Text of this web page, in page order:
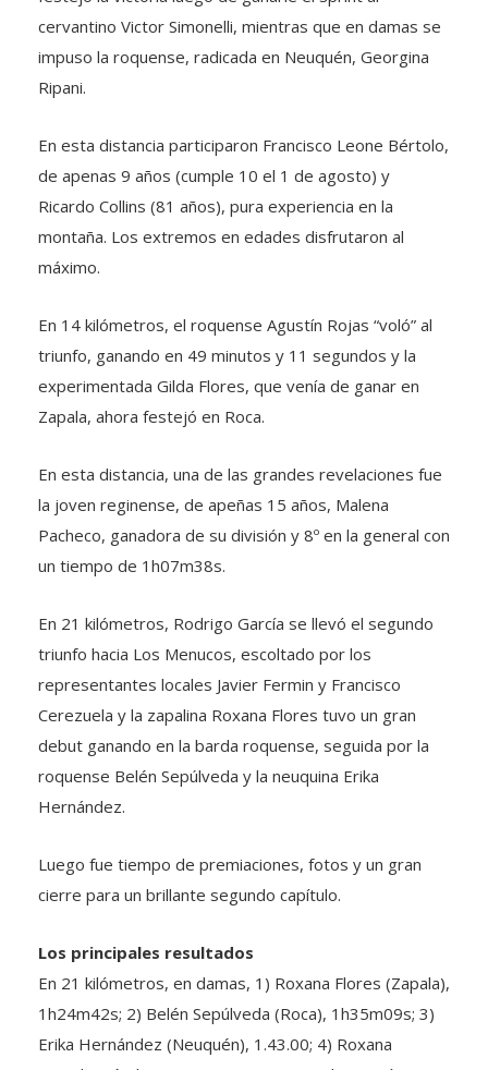
impuso la roquense, radicada en Neuquén, Georgina
Ripani.
de apenas 9 años (cumple 10 el 1 de agosto) y
Ricardo Collins (81 años), pura experiencia en la
montaña. Los extremos en edades disfrutaron al
máximo.
triunfo, ganando en 49 minutos y 11 segundos y la
experimentada Gilda Flores, que venía de ganar en
Zapala, ahora festejó en Roca.
la joven reginense, de apeñas 15 años, Malena
Pacheco, ganadora de su división y 8º en la general con
un tiempo de 1h07m38s.
triunfo hacia Los Menucos, escoltado por los
representantes locales Javier Fermin y Francisco
Cerezuela y la zapalina Roxana Flores tuvo un gran
debut ganando en la barda roquense, seguida por la
roquense Belén Sepúlveda y la neuquina Erika
Hernández.
cierre para un brillante segundo capítulo.
En 21 kilómetros, en damas, 1) Roxana Flores (Zapala),
1h24m42s; 2) Belén Sepúlveda (Roca), 1h35m09s; 3)
Erika Hernández (Neuquén), 1.43.00; 4) Roxana
Mariela Méndez (Roca), 1.43.31 y 5) Celeste Gómez